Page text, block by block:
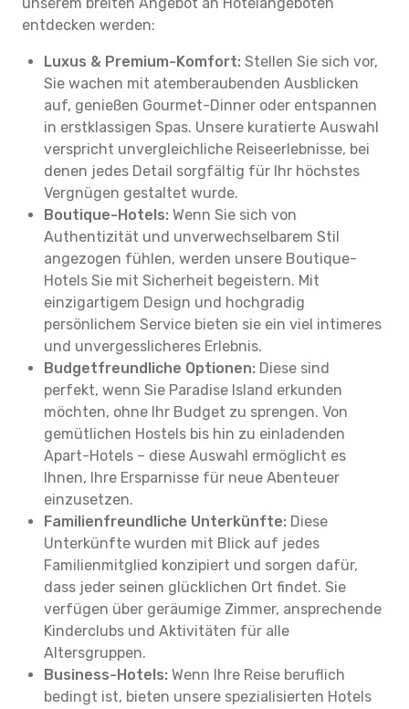
entdecken werden:
Luxus & Premium-Komfort: Stellen Sie sich vor,
Sie wachen mit atemberaubenden Ausblicken
auf, genießen Gourmet-Dinner oder entspannen
in erstklassigen Spas. Unsere kuratierte Auswahl
verspricht unvergleichliche Reiseerlebnisse, bei
denen jedes Detail sorgfältig für Ihr höchstes
Vergnügen gestaltet wurde.
Boutique-Hotels: Wenn Sie sich von
Authentizität und unverwechselbarem Stil
angezogen fühlen, werden unsere Boutique-
Hotels Sie mit Sicherheit begeistern. Mit
einzigartigem Design und hochgradig
persönlichem Service bieten sie ein viel intimeres
und unvergesslicheres Erlebnis.
Budgetfreundliche Optionen: Diese sind
perfekt, wenn Sie Paradise Island erkunden
möchten, ohne Ihr Budget zu sprengen. Von
gemütlichen Hostels bis hin zu einladenden
Apart-Hotels – diese Auswahl ermöglicht es
Ihnen, Ihre Ersparnisse für neue Abenteuer
einzusetzen.
Familienfreundliche Unterkünfte: Diese
Unterkünfte wurden mit Blick auf jedes
Familienmitglied konzipiert und sorgen dafür,
dass jeder seinen glücklichen Ort findet. Sie
verfügen über geräumige Zimmer, ansprechende
Kinderclubs und Aktivitäten für alle
Altersgruppen.
Business-Hotels: Wenn Ihre Reise beruflich
bedingt ist, bieten unsere spezialisierten Hotels